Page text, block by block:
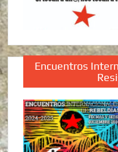
Encuentros